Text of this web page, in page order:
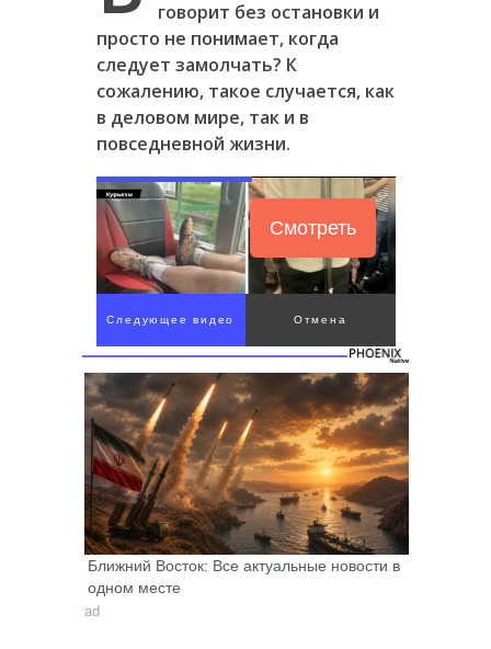
говорит без остановки и
просто не понимает, когда
следует замолчать? К
сожалению, такое случается, как
в деловом мире, так и в
повседневной жизни.
Смотреть
Следующее видео Отмена
Ближний Восток: Все актуальные новости в
одном месте
ad